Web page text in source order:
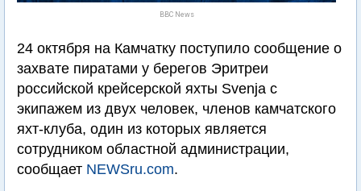
BBC News
24 октября на Камчатку поступило сообщение о
захвате пиратами у берегов Эритреи
российской крейсерской яхты Svenja с
экипажем из двух человек, членов камчатского
яхт-клуба, один из которых является
сотрудником областной администрации,
сообщает NEWSru.com.